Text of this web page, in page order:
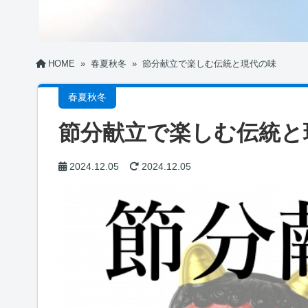
HOME » 春夏秋冬 » 節分献立で楽しむ伝統と現代の味
春夏秋冬
節分献立で楽しむ伝統
2024.12.05 2024.12.05